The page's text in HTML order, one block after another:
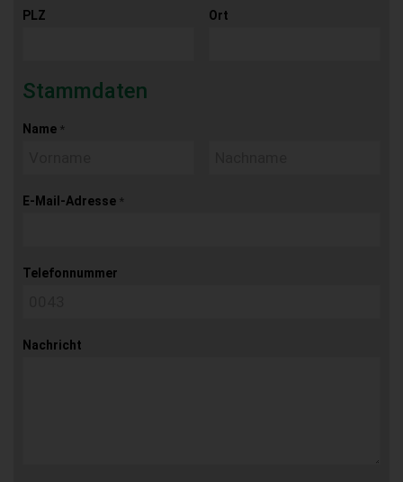
PLZ Ort
Stammdaten
Name *
E-Mail-Adresse *
Telefonnummer
Nachricht